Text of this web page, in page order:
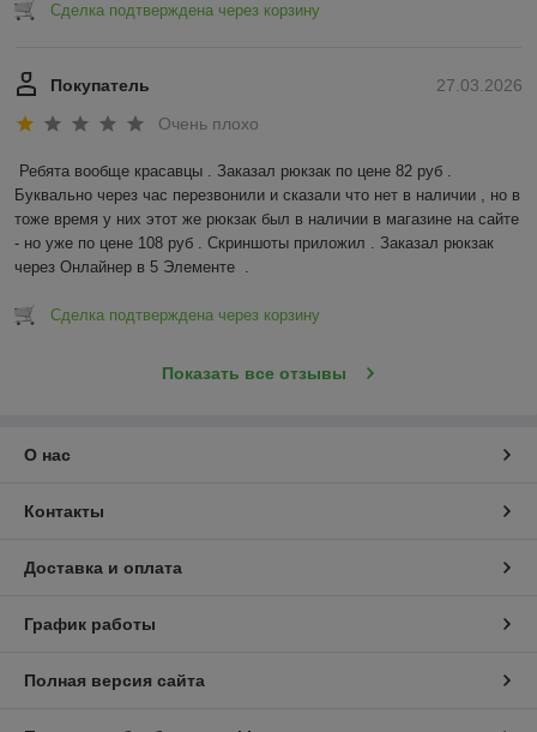
Сделка подтверждена через корзину
27.03.2026
Покупатель
Очень плохо
Ребята вообще красавцы . Заказал рюкзак по цене 82 руб .
Буквально через час перезвонили и сказали что нет в наличии , но в
тоже время у них этот же рюкзак был в наличии в магазине на сайте
- но уже по цене 108 руб . Скриншоты приложил . Заказал рюкзак
через Онлайнер в 5 Элементе  .
Сделка подтверждена через корзину
Показать все отзывы
О нас
Контакты
Доставка и оплата
График работы
Полная версия сайта